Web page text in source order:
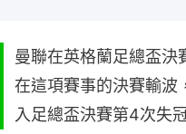
曼聯在英格蘭足總盃決
在這項賽事的決賽輸波
入足總盃決賽第4次失